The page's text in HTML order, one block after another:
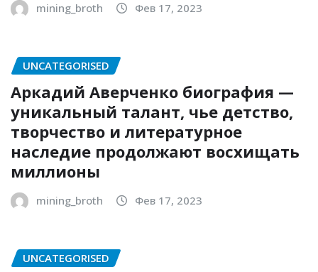
mining_broth Фев 17, 2023
UNCATEGORISED
Аркадий Аверченко биография —
уникальный талант, чье детство,
творчество и литературное
наследие продолжают восхищать
миллионы
mining_broth Фев 17, 2023
UNCATEGORISED